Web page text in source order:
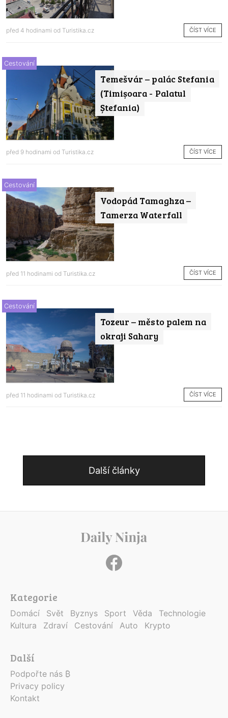
před 4 hodinami od Turistika.cz ČÍST VÍCE
Temešvár – palác Stefania
(Timișoara - Palatul
Ștefania)
Cestování
před 9 hodinami od Turistika.cz ČÍST VÍCE
Vodopád Tamaghza –
Tamerza Waterfall
Cestování
před 11 hodinami od Turistika.cz ČÍST VÍCE
Tozeur – město palem na
okraji Sahary
Cestování
před 11 hodinami od Turistika.cz ČÍST VÍCE
Další články
Kategorie
Domácí Svět Byznys Sport Věda
Technologie
Kultura
Zdraví Cestování Auto Krypto
Další
Podpořte nás ₿
Privacy policy
Kontakt